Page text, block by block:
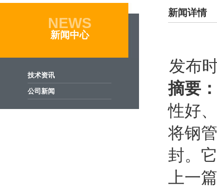
NEWS
新闻中心
技术资讯
公司新闻
新闻详情
发布
摘要：
性好
将钢
封。
上一